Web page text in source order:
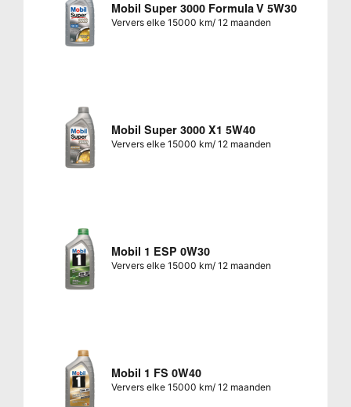
Mobil Super 3000 Formula V 5W30
Ververs elke 15000 km/ 12 maanden
Mobil Super 3000 X1 5W40
Ververs elke 15000 km/ 12 maanden
Mobil 1 ESP 0W30
Ververs elke 15000 km/ 12 maanden
Mobil 1 FS 0W40
Ververs elke 15000 km/ 12 maanden